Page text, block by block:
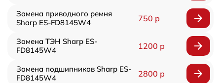
Замена приводного ремня
Sharp ES-FD8145W4
750 р
Замена ТЭН Sharp ES-
FD8145W4
1200 р
Замена подшипников Sharp ES-
FD8145W4
2800 р